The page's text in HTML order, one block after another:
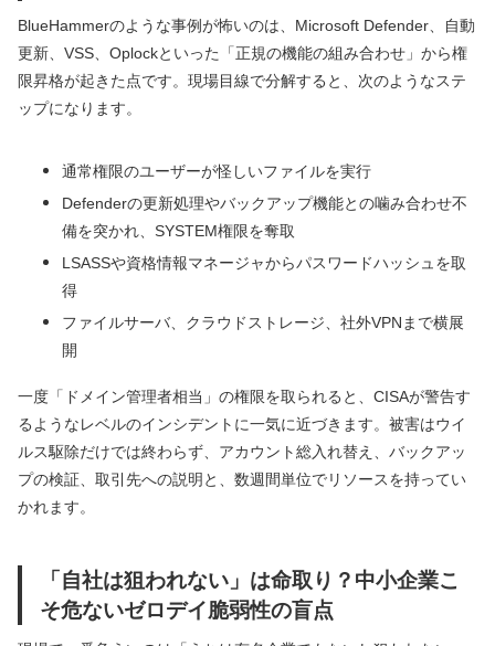
BlueHammerのような事例が怖いのは、Microsoft Defender、自動
更新、VSS、Oplockといった「正規の機能の組み合わせ」から権
限昇格が起きた点です。現場目線で分解すると、次のようなステ
ップになります。
通常権限のユーザーが怪しいファイルを実行
Defenderの更新処理やバックアップ機能との噛み合わせ不
備を突かれ、SYSTEM権限を奪取
LSASSや資格情報マネージャからパスワードハッシュを取
得
ファイルサーバ、クラウドストレージ、社外VPNまで横展
開
一度「ドメイン管理者相当」の権限を取られると、CISAが警告す
るようなレベルのインシデントに一気に近づきます。被害はウイ
ルス駆除だけでは終わらず、アカウント総入れ替え、バックアッ
プの検証、取引先への説明と、数週間単位でリソースを持ってい
かれます。
「自社は狙われない」は命取り？中小企業こ
そ危ないゼロデイ脆弱性の盲点